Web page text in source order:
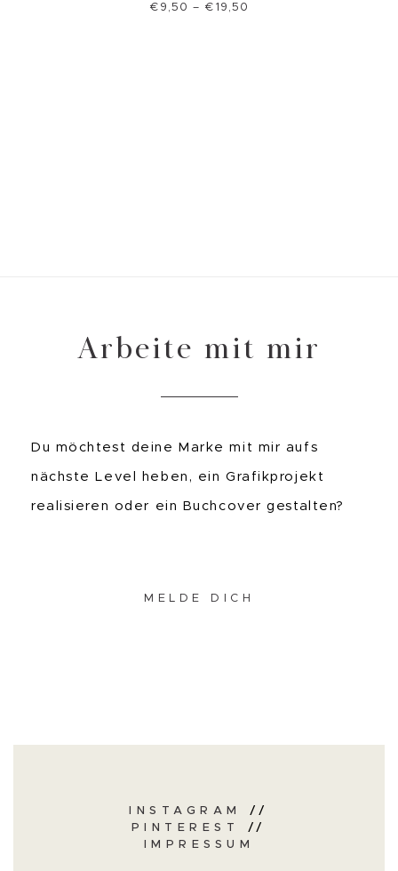
€ 9,50 – € 19,50
Arbeite mit mir
Du möchtest deine Marke mit mir aufs
nächste Level heben, ein Grafikprojekt
realisieren oder ein Buchcover gestalten?
MELDE DICH
INSTAGRAM
//
PINTEREST
//
IMPRESSUM